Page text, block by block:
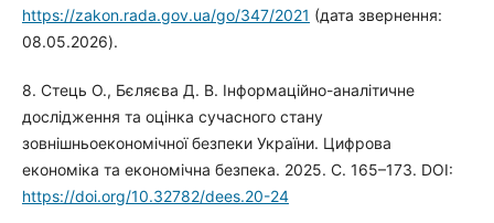
https://zakon.rada.gov.ua/go/347/2021 (дата звернення:
08.05.2026).
8. Стець О., Бєляєва Д. В. Інформаційно-аналітичне
дослідження та оцінка сучасного стану
зовнішньоекономічної безпеки України. Цифрова
економіка та економічна безпека. 2025. С. 165–173. DOI:
https://doi.org/10.32782/dees.20-24